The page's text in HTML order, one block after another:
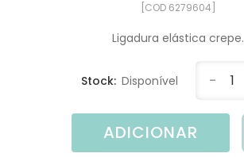
[COD 6279604]
Ligadura elástica crepe.
Stock: Disponível - 1
ADICIONAR